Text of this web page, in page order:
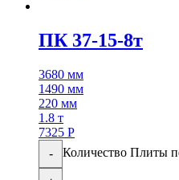
ПК 37-15-8т
3680 мм
1490 мм
220 мм
1.8 т
7325 Р
-
Количество Плиты